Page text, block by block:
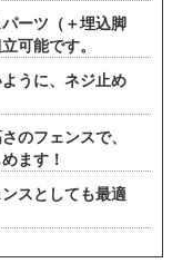
ーツ（＋埋込脚
可能です。
うに、ネジ止め
のフェンスで、
ます！
スとしても最適